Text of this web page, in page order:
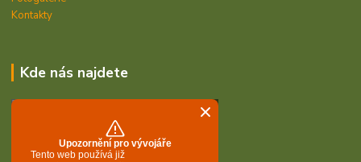
Kontakty
Kde nás najdete